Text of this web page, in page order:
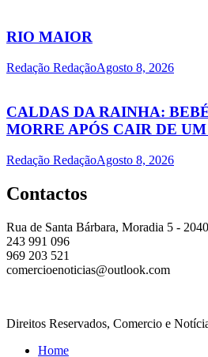
RIO MAIOR
Redação RedaçãoAgosto 8, 2026
CALDAS DA RAINHA:
MORRE APÓS CAIR DE UM
Redação RedaçãoAgosto 8, 2026
Contactos
Rua de Santa Bárbara, Moradia 5 -
243 991 096
969 203 521
comercioenoticias@outlook.com
Direitos Reservados, Comercio e
Home